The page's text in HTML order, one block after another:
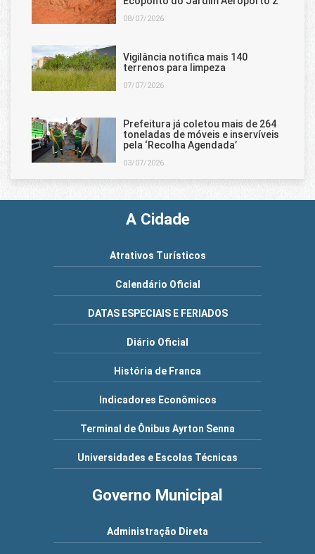
08/07/2026
Vigilância notifica mais 140
terrenos para limpeza
07/07/2026
Prefeitura já coletou mais de 264
toneladas de móveis e inservíveis
pela ‘Recolha Agendada’
03/07/2026
A Cidade
Atrativos Turísticos
Calendário Oficial
DATAS ESPECIAIS E FERIADOS
Diário Oficial
História de Franca
Indicadores Econômicos
Terminal de Ônibus Ayrton Senna
Universidades e Escolas Técnicas
Governo Municipal
Administração Direta